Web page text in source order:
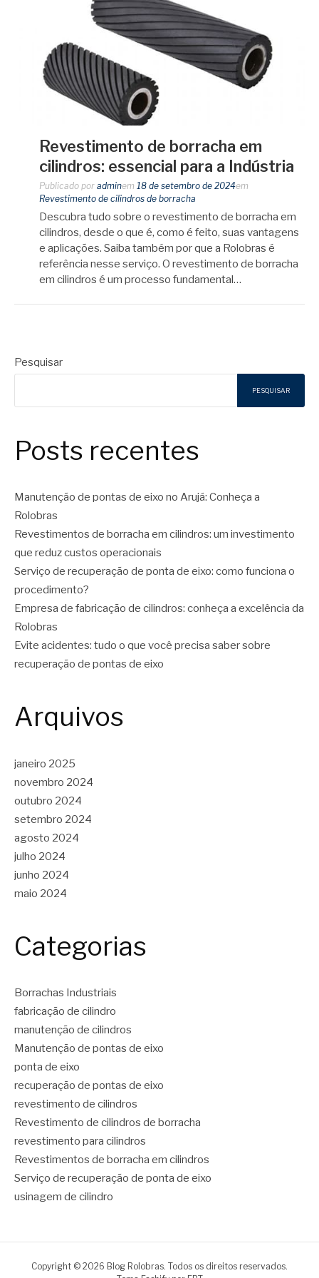
Revestimento de borracha em
cilindros: essencial para a Indústria
Publicado por adminem 18 de setembro de 2024em
Revestimento de cilindros de borracha
Descubra tudo sobre o revestimento de borracha em
cilindros, desde o que é, como é feito, suas vantagens
e aplicações. Saiba também por que a Rolobras é
referência nesse serviço. O revestimento de borracha
em cilindros é um processo fundamental…
Pesquisar
PESQUISAR
Posts recentes
Manutenção de pontas de eixo no Arujá: Conheça a
Rolobras
Revestimentos de borracha em cilindros: um investimento
que reduz custos operacionais
Serviço de recuperação de ponta de eixo: como funciona o
procedimento?
Empresa de fabricação de cilindros: conheça a excelência da
Rolobras
Evite acidentes: tudo o que você precisa saber sobre
recuperação de pontas de eixo
Arquivos
janeiro 2025
novembro 2024
outubro 2024
setembro 2024
agosto 2024
julho 2024
junho 2024
maio 2024
Categorias
Borrachas Industriais
fabricação de cilindro
manutenção de cilindros
Manutenção de pontas de eixo
ponta de eixo
recuperação de pontas de eixo
revestimento de cilindros
Revestimento de cilindros de borracha
revestimento para cilindros
Revestimentos de borracha em cilindros
Serviço de recuperação de ponta de eixo
usinagem de cilindro
Copyright © 2026 Blog Rolobras. Todos os direitos reservados.